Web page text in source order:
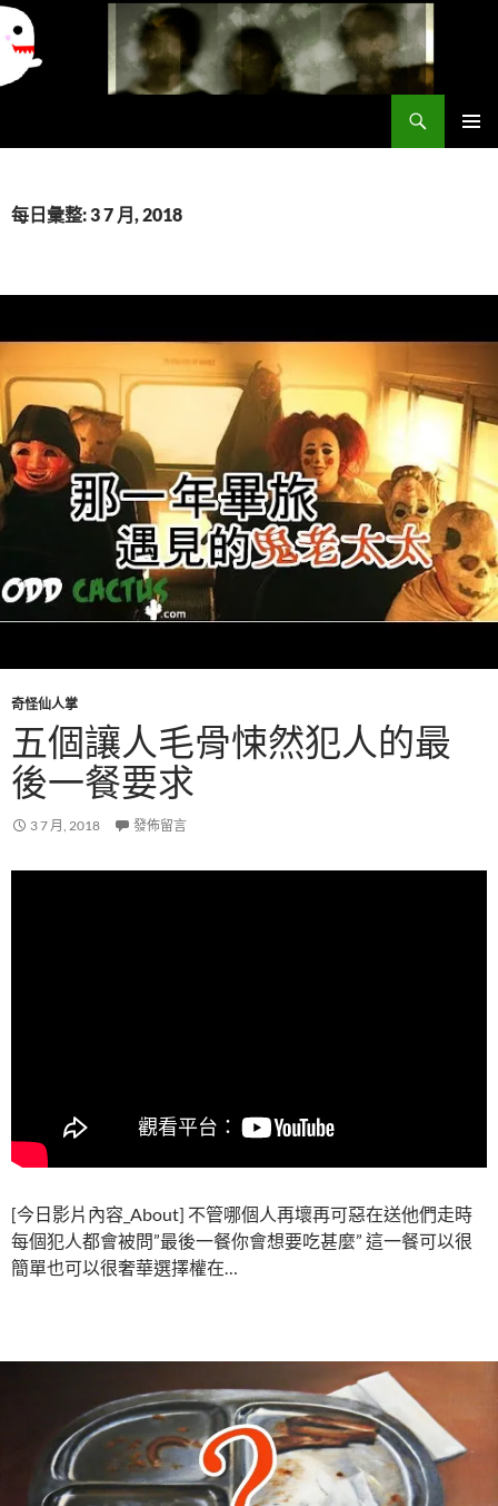
要
每日彙整: 3 7 月, 2018
奇怪仙人掌
五個讓人毛骨悚然犯人的最
後一餐要求
3 7 月, 2018 發佈留言
[今日影片內容_About] 不管哪個人再壞再可惡在送他們走時
每個犯人都會被問”最後一餐你會想要吃甚麼” 這一餐可以很
簡單也可以很奢華選擇權在…